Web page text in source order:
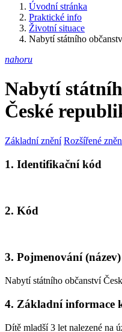
Úvodní stránka
Praktické info
Životní situace
Nabytí státního
nahoru
Nabytí
České
Základní znění Rozšířené
1. Identifikační kód
2. Kód
3. Pojmenování
Nabytí státního občanství
4. Základní informace
Dítě mladší 3 let nalezené na